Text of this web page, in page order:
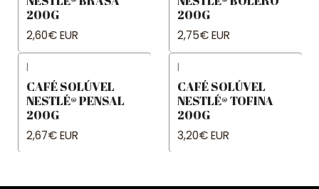
200G
2,60€ EUR
200G
2,75€ EUR
|
CAFÉ SOLÚVEL
NESTLÉ® PENSAL
200G
2,67€ EUR
|
CAFÉ SOLÚVEL
NESTLÉ® TOFINA
200G
3,20€ EUR